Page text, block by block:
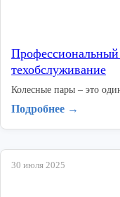
техобслуживание
Колесные пары – это
Подробнее →
30 июля 2025